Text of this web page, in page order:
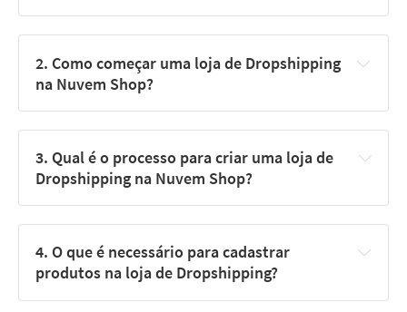
2. Como começar uma loja de Dropshipping
na Nuvem Shop?
3. Qual é o processo para criar uma loja de
Dropshipping na Nuvem Shop?
4. O que é necessário para cadastrar
produtos na loja de Dropshipping?